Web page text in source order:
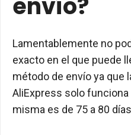
Lamentablemente no
exacto en el que puede
método de envío ya que
AliExpress solo
misma es de 75 a 80